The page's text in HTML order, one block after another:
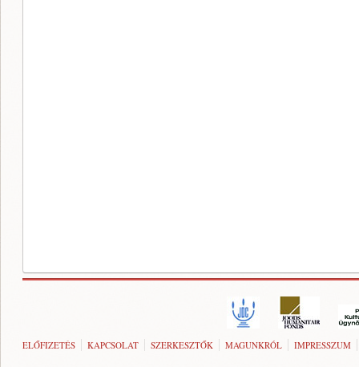
ELŐFIZETÉS KAPCSOLAT SZERKESZTŐK MAGUNKRÓL IMPRESSZUM